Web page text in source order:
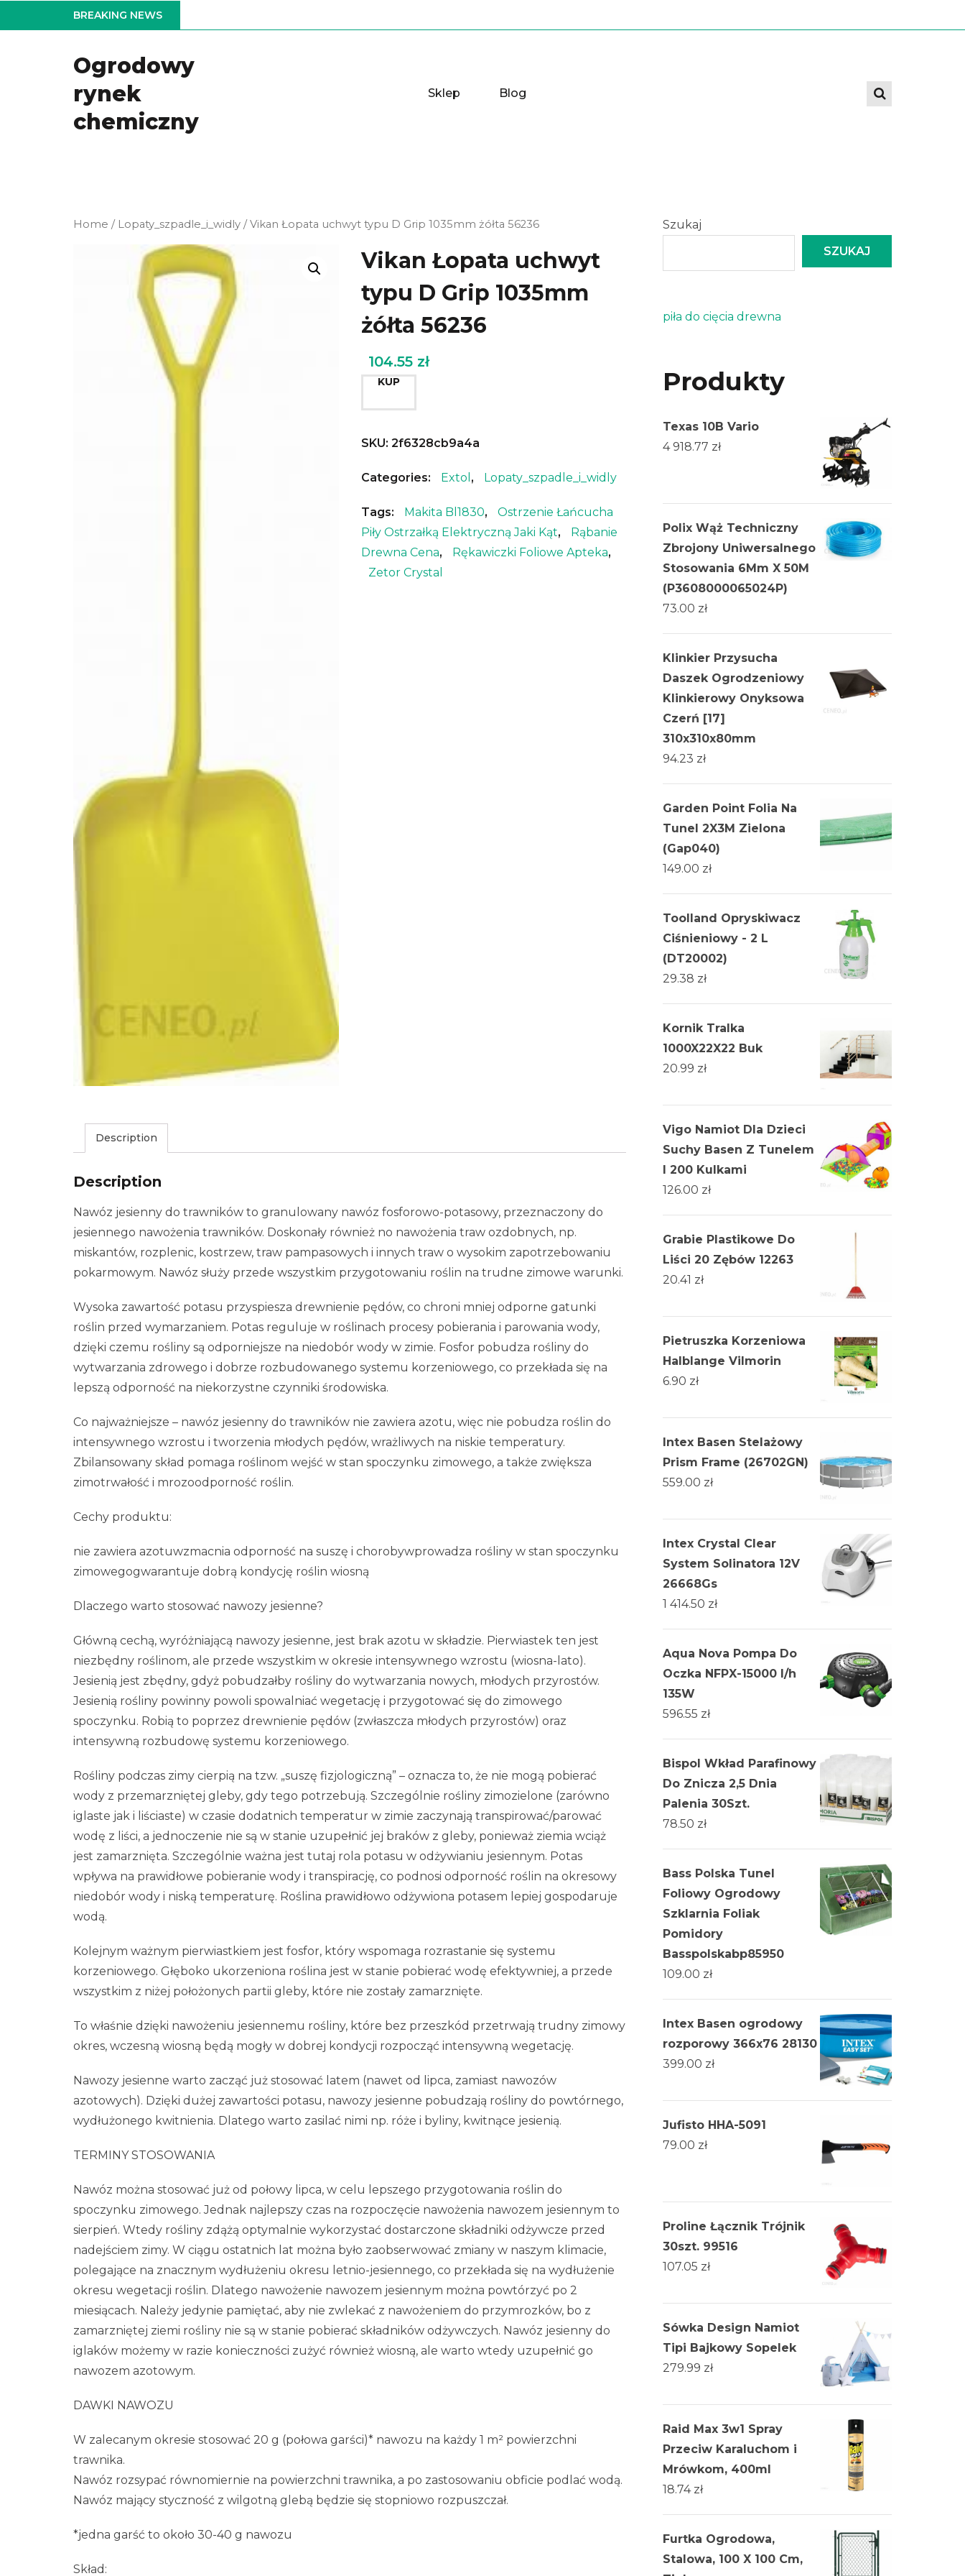
to
BREAKING NEWS
Ogrodowy
rynek
chemiczny
Sklep Blog
Home / Lopaty_szpadle_i_widly / Vikan Łopata uchwyt typu D Grip 1035mm żółta 56236
Vikan Łopata uchwyt
typu D Grip 1035mm
żółta 56236
104.55 zł
KUP
SKU: 2f6328cb9a4a
Categories: Extol , Lopaty_szpadle_i_widly
Tags: Makita Bl1830,
Ostrzenie Łańcucha
Piły Ostrzałką Elektryczną Jaki Kąt,
Rąbanie
Drewna Cena, Rękawiczki Foliowe Apteka,
Zetor Crystal
Description
Description
Nawóz jesienny do trawników to granulowany nawóz fosforowo-potasowy, przeznaczony do
jesiennego nawożenia trawników. Doskonały również no nawożenia traw ozdobnych, np.
miskantów, rozplenic, kostrzew, traw pampasowych i innych traw o wysokim zapotrzebowaniu
pokarmowym. Nawóz służy przede wszystkim przygotowaniu roślin na trudne zimowe warunki.
Wysoka zawartość potasu przyspiesza drewnienie pędów, co chroni mniej odporne gatunki
roślin przed wymarzaniem. Potas reguluje w roślinach procesy pobierania i parowania wody,
dzięki czemu rośliny są odporniejsze na niedobór wody w zimie. Fosfor pobudza rośliny do
wytwarzania zdrowego i dobrze rozbudowanego systemu korzeniowego, co przekłada się na
lepszą odporność na niekorzystne czynniki środowiska.
Co najważniejsze – nawóz jesienny do trawników nie zawiera azotu, więc nie pobudza roślin do
intensywnego wzrostu i tworzenia młodych pędów, wrażliwych na niskie temperatury.
Zbilansowany skład pomaga roślinom wejść w stan spoczynku zimowego, a także zwiększa
zimotrwałość i mrozoodporność roślin.
Cechy produktu:
nie zawiera azotuwzmacnia odporność na suszę i chorobywprowadza rośliny w stan spoczynku
zimowegogwarantuje dobrą kondycję roślin wiosną
Dlaczego warto stosować nawozy jesienne?
Główną cechą, wyróżniającą nawozy jesienne, jest brak azotu w składzie. Pierwiastek ten jest
niezbędny roślinom, ale przede wszystkim w okresie intensywnego wzrostu (wiosna-lato).
Jesienią jest zbędny, gdyż pobudzałby rośliny do wytwarzania nowych, młodych przyrostów.
Jesienią rośliny powinny powoli spowalniać wegetację i przygotować się do zimowego
spoczynku. Robią to poprzez drewnienie pędów (zwłaszcza młodych przyrostów) oraz
intensywną rozbudowę systemu korzeniowego.
Rośliny podczas zimy cierpią na tzw. „suszę fizjologiczną” – oznacza to, że nie mogą pobierać
wody z przemarzniętej gleby, gdy tego potrzebują. Szczególnie rośliny zimozielone (zarówno
iglaste jak i liściaste) w czasie dodatnich temperatur w zimie zaczynają transpirować/parować
wodę z liści, a jednoczenie nie są w stanie uzupełnić jej braków z gleby, ponieważ ziemia wciąż
jest zamarznięta. Szczególnie ważna jest tutaj rola potasu w odżywianiu jesiennym. Potas
wpływa na prawidłowe pobieranie wody i transpirację, co podnosi odporność roślin na okresowy
niedobór wody i niską temperaturę. Roślina prawidłowo odżywiona potasem lepiej gospodaruje
wodą.
Kolejnym ważnym pierwiastkiem jest fosfor, który wspomaga rozrastanie się systemu
korzeniowego. Głęboko ukorzeniona roślina jest w stanie pobierać wodę efektywniej, a przede
wszystkim z niżej położonych partii gleby, które nie zostały zamarznięte.
To właśnie dzięki nawożeniu jesiennemu rośliny, które bez przeszkód przetrwają trudny zimowy
okres, wczesną wiosną będą mogły w dobrej kondycji rozpocząć intensywną wegetację.
Nawozy jesienne warto zacząć już stosować latem (nawet od lipca, zamiast nawozów
azotowych). Dzięki dużej zawartości potasu, nawozy jesienne pobudzają rośliny do powtórnego,
wydłużonego kwitnienia. Dlatego warto zasilać nimi np. róże i byliny, kwitnące jesienią.
TERMINY STOSOWANIA
Nawóz można stosować już od połowy lipca, w celu lepszego przygotowania roślin do
spoczynku zimowego. Jednak najlepszy czas na rozpoczęcie nawożenia nawozem jesiennym to
sierpień. Wtedy rośliny zdążą optymalnie wykorzystać dostarczone składniki odżywcze przed
nadejściem zimy. W ciągu ostatnich lat można było zaobserwować zmiany w naszym klimacie,
polegające na znacznym wydłużeniu okresu letnio-jesiennego, co przekłada się na wydłużenie
okresu wegetacji roślin. Dlatego nawożenie nawozem jesiennym można powtórzyć po 2
miesiącach. Należy jedynie pamiętać, aby nie zwlekać z nawożeniem do przymrozków, bo z
zamarzniętej ziemi rośliny nie są w stanie pobierać składników odżywczych. Nawóz jesienny do
iglaków możemy w razie konieczności zużyć również wiosną, ale warto wtedy uzupełnić go
nawozem azotowym.
DAWKI NAWOZU
W zalecanym okresie stosować 20 g (połowa garści)* nawozu na każdy 1 m² powierzchni
trawnika.
Nawóz rozsypać równomiernie na powierzchni trawnika, a po zastosowaniu obficie podlać wodą.
Nawóz mający styczność z wilgotną glebą będzie się stopniowo rozpuszczał.
*jedna garść to około 30-40 g nawozu
Skład:
Szukaj
SZUKAJ
piła do cięcia drewna
Produkty
Texas 10B Vario
4 918.77 zł
Polix Wąż Techniczny
Zbrojony Uniwersalnego
Stosowania 6Mm X 50M
(P3608000065024P)
73.00 zł
Klinkier Przysucha
Daszek Ogrodzeniowy
Klinkierowy Onyksowa
Czerń [17]
310x310x80mm
94.23 zł
Garden Point Folia Na
Tunel 2X3M Zielona
(Gap040)
149.00 zł
Toolland Opryskiwacz
Ciśnieniowy - 2 L
(DT20002)
29.38 zł
Kornik Tralka
1000X22X22 Buk
20.99 zł
Vigo Namiot Dla Dzieci
Suchy Basen Z Tunelem
I 200 Kulkami
126.00 zł
Grabie Plastikowe Do
Liści 20 Zębów 12263
20.41 zł
Pietruszka Korzeniowa
Halblange Vilmorin
6.90 zł
Intex Basen Stelażowy
Prism Frame (26702GN)
559.00 zł
Intex Crystal Clear
System Solinatora 12V
26668Gs
1 414.50 zł
Aqua Nova Pompa Do
Oczka NFPX-15000 l/h
135W
596.55 zł
Bispol Wkład Parafinowy
Do Znicza 2,5 Dnia
Palenia 30Szt.
78.50 zł
Bass Polska Tunel
Foliowy Ogrodowy
Szklarnia Foliak
Pomidory
Basspolskabp85950
109.00 zł
Intex Basen ogrodowy
rozporowy 366x76 28130
399.00 zł
Jufisto HHA-5091
79.00 zł
Proline Łącznik Trójnik
30szt. 99516
107.05 zł
Sówka Design Namiot
Tipi Bajkowy Sopelek
279.99 zł
Raid Max 3w1 Spray
Przeciw Karaluchom i
Mrówkom, 400ml
18.74 zł
Furtka Ogrodowa,
Stalowa, 100 X 100 Cm,